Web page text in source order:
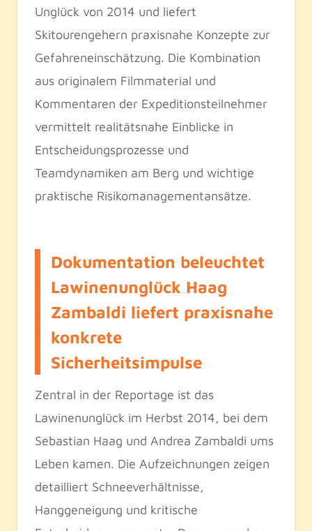
Unglück von 2014 und liefert
Skitourengehern praxisnahe Konzepte zur
Gefahreneinschätzung. Die Kombination
aus originalem Filmmaterial und
Kommentaren der Expeditionsteilnehmer
vermittelt realitätsnahe Einblicke in
Entscheidungsprozesse und
Teamdynamiken am Berg und wichtige
praktische Risikomanagementansätze.
Dokumentation beleuchtet
Lawinenunglück Haag
Zambaldi liefert praxisnahe
konkrete
Sicherheitsimpulse
Zentral in der Reportage ist das
Lawinenunglück im Herbst 2014, bei dem
Sebastian Haag und Andrea Zambaldi ums
Leben kamen. Die Aufzeichnungen zeigen
detailliert Schneeverhältnisse,
Hanggeneigung und kritische